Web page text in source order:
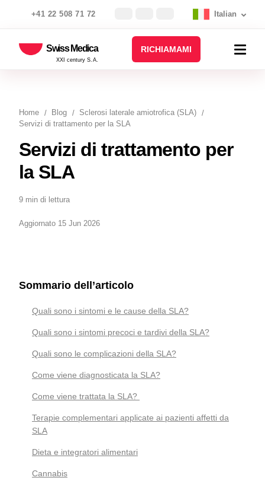
+41 22 508 71 72 Italian
Swiss Medica
XXI century S.A.
RICHIAMAMI
Home Blog
Sclerosi laterale amiotrofica (SLA)
Servizi di trattamento per la SLA
Servizi di trattamento per
la SLA
9 min di lettura
Aggiornato 15 Jun 2026
Sommario dell’articolo
Quali sono i sintomi e le cause della SLA?
Quali sono i sintomi precoci e tardivi della SLA?
Quali sono le complicazioni della SLA?
Come viene diagnosticata la SLA?
Come viene trattata la SLA?
Terapie complementari applicate ai pazienti affetti da
SLA
Dieta e integratori alimentari
Cannabis